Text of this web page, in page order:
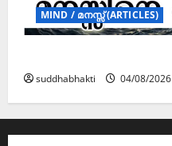
MIND / മനസ്സ് (ARTICLES)
suddhabhakti 04/08/2026